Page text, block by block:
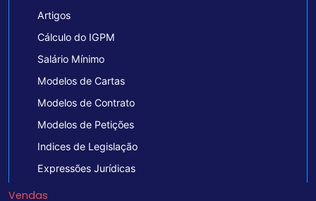
Artigos
Cálculo do IGPM
Salário Mínimo
Modelos de Cartas
Modelos de Contrato
Modelos de Petições
Indices de Legislação
Expressões Jurídicas
Vendas